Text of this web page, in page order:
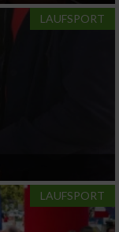
LAUFSPORT
LAUFSPORT